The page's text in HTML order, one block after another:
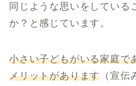
同じような思いをしている
か？と感じています。
小さい子どもがいる家庭で
メリットがあります （宣